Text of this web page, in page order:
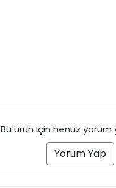
Bu ürün için henüz yorum
Yorum Yap